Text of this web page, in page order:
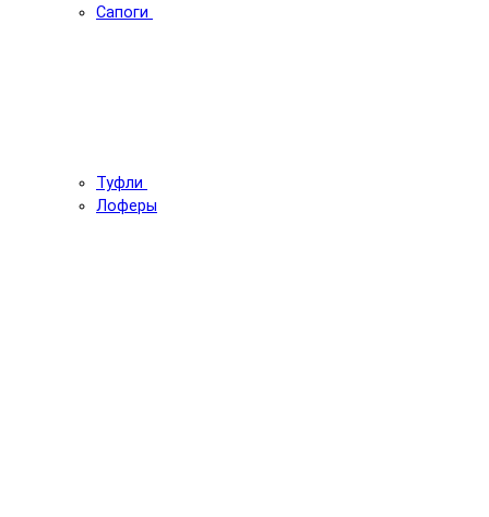
Сапоги
Туфли
Лоферы